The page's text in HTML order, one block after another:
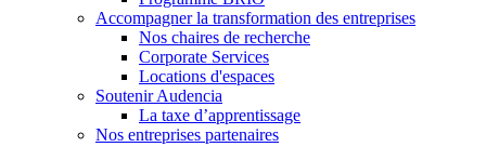
Accompagner la transformation des entreprises
Nos chaires de recherche
Corporate Services
Locations d'espaces
Soutenir Audencia
La taxe d’apprentissage
Nos entreprises partenaires